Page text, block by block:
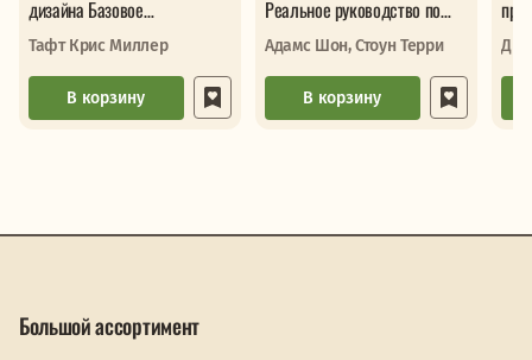
дизайна Базовое
руководство для
начинающих
Тафт Крис Миллер
В корзину
Реальное руководство по
использованию цвета в
графическо
Адамс Шон, Стоун Терри
В корзину
Большой ассортимент